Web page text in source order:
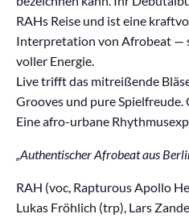
RAHs Reise und ist eine
Interpretation von Afrobeat —
voller Energie.
Live trifft das mitreißende
Grooves und pure Spielfreude.
Eine afro-urbane
„Authentischer Afrobeat aus
RAH (voc, Rapturous Apollo
Lukas Fröhlich (trp), Lars